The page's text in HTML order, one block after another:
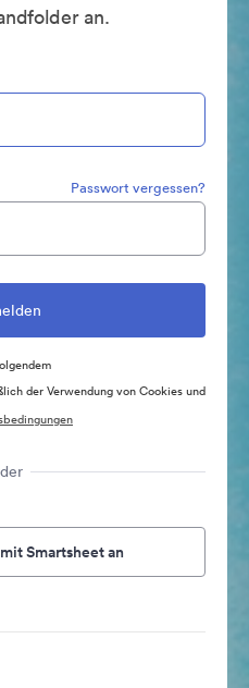
an.
Passwort vergessen?
der Verwendung von Cookies und
Smartsheet an